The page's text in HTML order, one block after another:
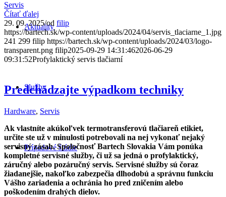
Aktuality
Služby
Prípadové štúdie
Servis
Čítať ďalej
29. 09. 2025/od filip
https://bartech.sk/wp-content/uploads/2024/04/servis_tlaciarne_1.jpg
241 299 filip https://bartech.sk/wp-content/uploads/2024/03/logo-
transparent.png filip2025-09-29 14:31:462026-06-29
09:31:52Profylaktický servis tlačiarní
Predchádzajte výpadkom techniky
Hardware, Servis
Ak vlastníte akúkoľvek termotransferovú tlačiareň etikiet,
určite ste už v minulosti potrebovali na nej vykonať nejaký
servisný zásah. Spoločnosť Bartech Slovakia Vám ponúka
kompletné servisné služby, či už sa jedná o profylaktický,
záručný alebo pozáručný servis. Servisné služby sú čoraz
žiadanejšie, nakoľko zabezpečia dlhodobú a správnu funkciu
Vášho zariadenia a ochránia ho pred zničením alebo
poškodením drahých dielov.